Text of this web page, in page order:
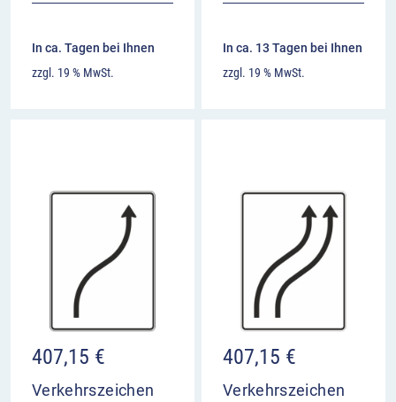
In ca. Tagen bei Ihnen
zzgl. 19 % MwSt.
In ca. 13 Tagen bei Ihnen
zzgl. 19 % MwSt.
407,15 €
Verkehrszeichen
407,15 €
Verkehrszeichen